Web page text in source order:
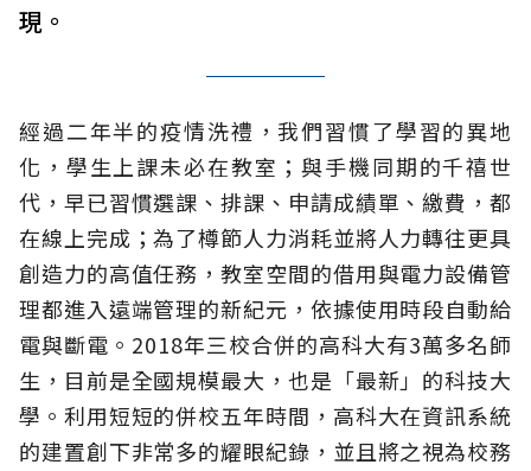
現。
經過二年半的疫情洗禮，我們習慣了學習的異地
化，學生上課未必在教室；與手機同期的千禧世
代，早已習慣選課、排課、申請成績單、繳費，都
在線上完成；為了樽節人力消耗並將人力轉往更具
創造力的高值任務，教室空間的借用與電力設備管
理都進入遠端管理的新紀元，依據使用時段自動給
電與斷電。2018年三校合併的高科大有3萬多名師
生，目前是全國規模最大，也是「最新」的科技大
學。利用短短的併校五年時間，高科大在資訊系統
的建置創下非常多的耀眼紀錄，並且將之視為校務